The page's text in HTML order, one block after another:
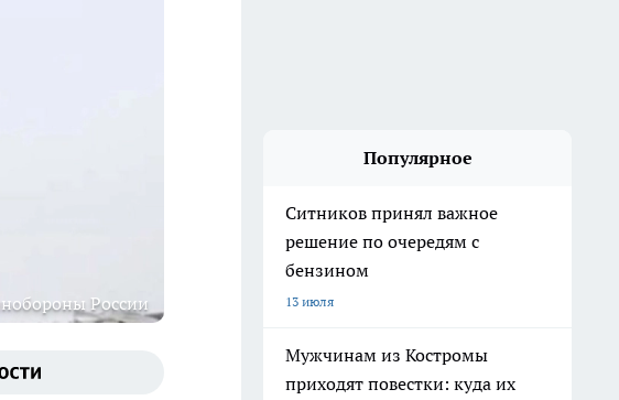
России
Популярное
Ситников принял важное
решение по очередям с
бензином
13 июля
Мужчинам из Костромы
приходят повестки: куда их